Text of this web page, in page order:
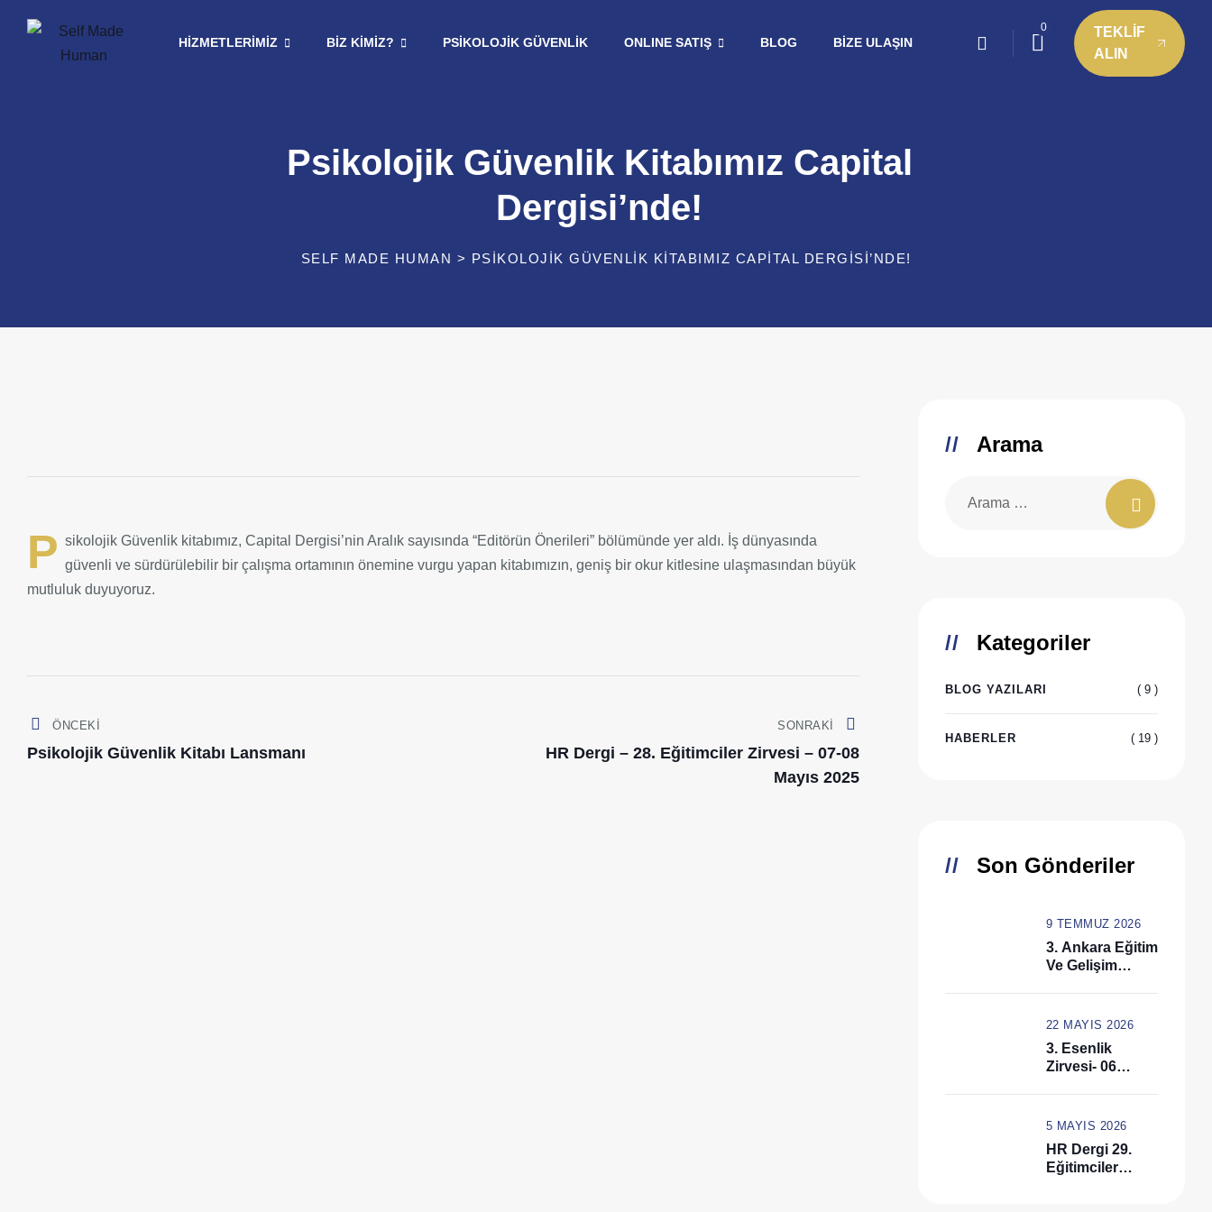
HIZMETLERIMIZ BIZ KIMIZ? PSIKOLOJIK GÜVENLIK ONLINE SATIŞ BLOG BIZE ULAŞIN
0
TEKLİF
ALIN
Psikolojik Güvenlik Kitabımız Capital
Dergisi’nde!
SELF MADE HUMAN > PSIKOLOJIK GÜVENLIK KITABIMIZ CAPITAL DERGISI’NDE!
P sikolojik Güvenlik kitabımız, Capital Dergisi’nin Aralık sayısında “Editörün Önerileri” bölümünde yer aldı. İş dünyasında
güvenli ve sürdürülebilir bir çalışma ortamının önemine vurgu yapan kitabımızın, geniş bir okur kitlesine ulaşmasından büyük
mutluluk duyuyoruz.
ÖNCEKI
Psikolojik Güvenlik Kitabı Lansmanı
SONRAKI
HR Dergi – 28. Eğitimciler Zirvesi – 07-08
Mayıs 2025
Arama
Kategoriler
BLOG YAZILARI ( 9 )
HABERLER ( 19 )
Son Gönderiler
3. Ankara Eğitim
Ve Gelişim
Haziran 2026
9 TEMMUZ 2026
3. Esenlik
Zirvesi- 06
22 MAYIS 2026
HR Dergi 29.
Eğitimciler
5 MAYIS 2026